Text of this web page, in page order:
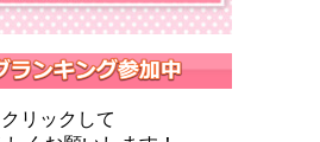
クリックして